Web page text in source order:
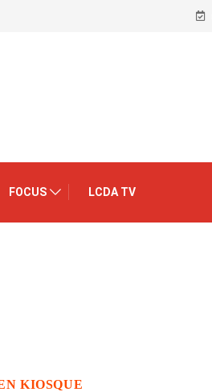
FOCUS LCDA TV
KIOSQUE